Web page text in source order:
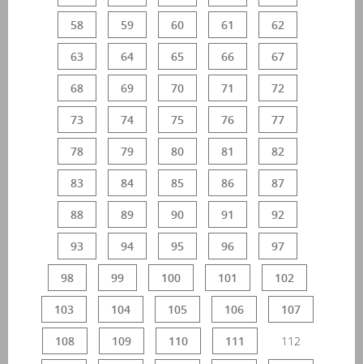
58 59 60 61 62
63 64 65 66 67
68 69 70 71 72
73 74 75 76 77
78 79 80 81 82
83 84 85 86 87
88 89 90 91 92
93 94 95 96 97
98 99 100 101 102
103 104 105 106 107
108 109 110 111 112